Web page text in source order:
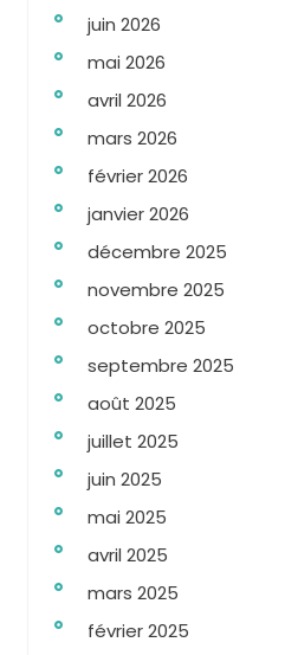
juin 2026
mai 2026
avril 2026
mars 2026
février 2026
janvier 2026
décembre 2025
novembre 2025
octobre 2025
septembre 2025
août 2025
juillet 2025
juin 2025
mai 2025
avril 2025
mars 2025
février 2025